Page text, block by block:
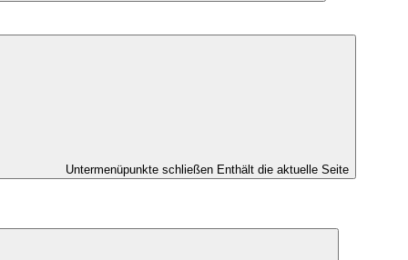
Untermenüpunkte schließen Enthält die aktuelle Seite